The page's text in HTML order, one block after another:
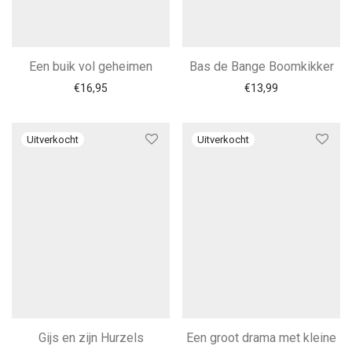
Een buik vol geheimen
€16,95
Bas de Bange Boomkikker
€13,99
Gijs en zijn Hurzels
Een groot drama met kleine